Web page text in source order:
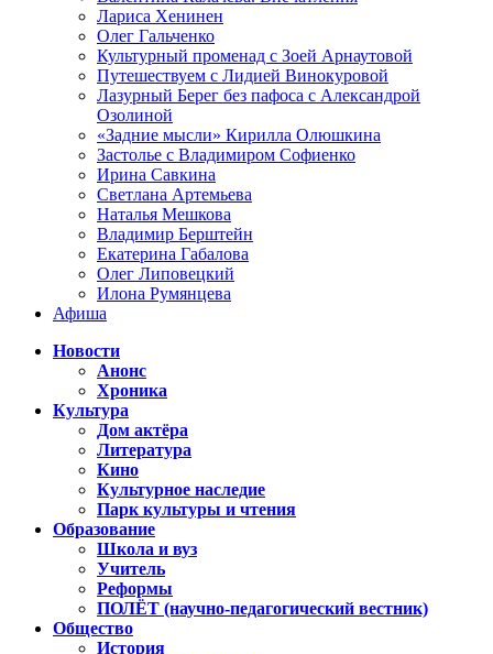
Лариса Хенинен
Олег Гальченко
Культурный променад с Зоей Арнаутовой
Путешествуем с Лидией Винокуровой
Лазурный Берег без пафоса с Александрой
Озолиной
«Задние мысли» Кирилла Олюшкина
Застолье с Владимиром Софиенко
Ирина Савкина
Светлана Артемьева
Наталья Мешкова
Владимир Берштейн
Екатерина Габалова
Олег Липовецкий
Илона Румянцева
Афиша
Новости
Анонс
Хроника
Культура
Дом актёра
Литература
Кино
Культурное наследие
Парк культуры и чтения
Образование
Школа и вуз
Учитель
Реформы
ПОЛЁТ (научно-педагогический вестник)
Общество
История